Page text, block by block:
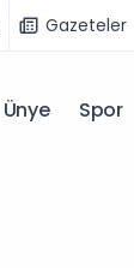
Gazeteler
Ünye Spor